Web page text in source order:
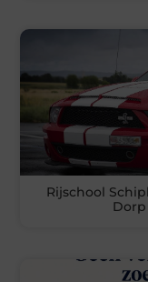
Rijschool
Dorp